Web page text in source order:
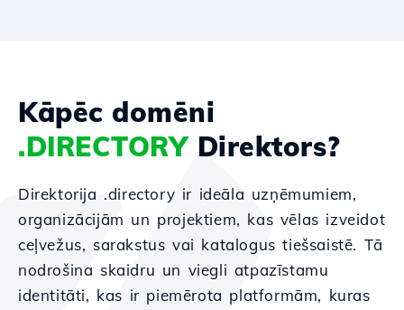
Kāpēc domēni
.DIRECTORYDirektors?
Direktorija .directory ir ideāla uzņēmumiem,
organizācijām un projektiem, kas vēlas izveidot
ceļvežus, sarakstus vai katalogus tiešsaistē. Tā
nodrošina skaidru un viegli atpazīstamu
identitāti, kas ir piemērota platformām, kuras